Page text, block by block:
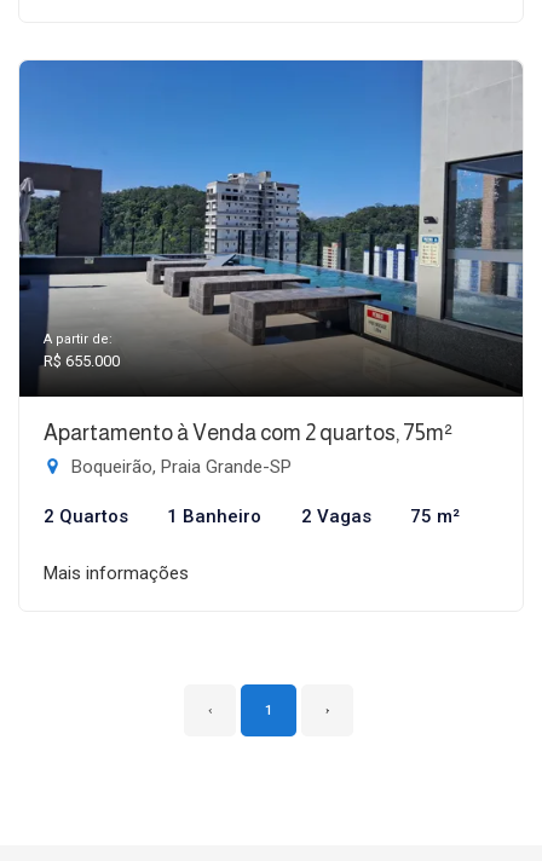
A partir de:
R$ 655.000
Apartamento à Venda com 2 quartos, 75m²
Boqueirão, Praia Grande-SP
2 Quartos 1 Banheiro 2 Vagas 75 m²
Mais informações
‹ 1 ›